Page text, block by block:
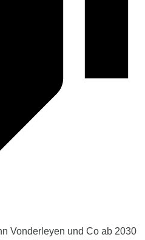
Vonderleyen und Co ab 2030